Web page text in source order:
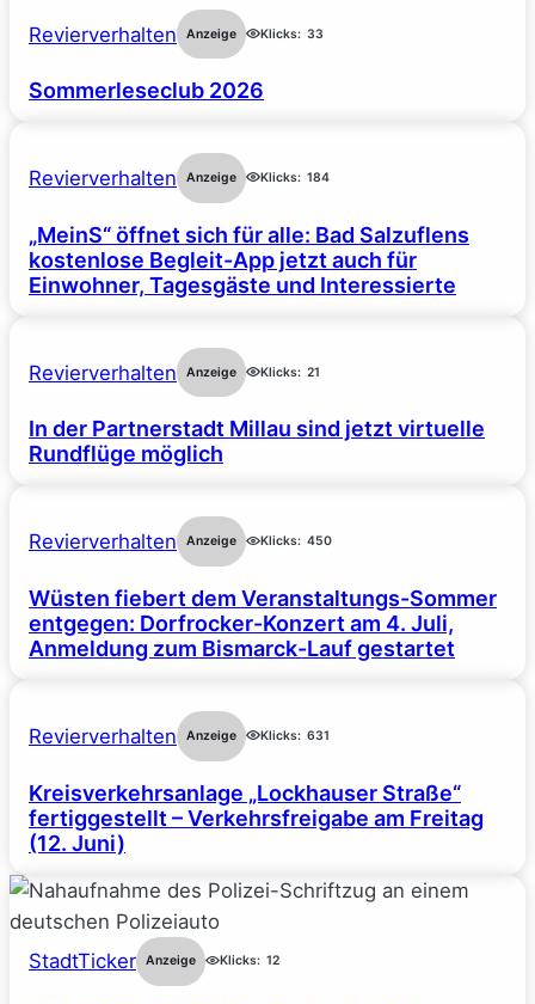
Revierverhalten Anzeige Klicks: 33
Sommerleseclub 2026
Revierverhalten Anzeige Klicks: 184
„MeinS“ öffnet sich für alle: Bad Salzuflens
kostenlose Begleit-App jetzt auch für
Einwohner, Tagesgäste und Interessierte
Revierverhalten Anzeige Klicks: 21
In der Partnerstadt Millau sind jetzt virtuelle
Rundflüge möglich
Revierverhalten Anzeige Klicks: 450
Wüsten fiebert dem Veranstaltungs-Sommer
entgegen: Dorfrocker-Konzert am 4. Juli,
Anmeldung zum Bismarck-Lauf gestartet
Revierverhalten Anzeige Klicks: 631
Kreisverkehrsanlage „Lockhauser Straße“
fertiggestellt – Verkehrsfreigabe am Freitag
(12. Juni)
StadtTicker Anzeige Klicks: 12